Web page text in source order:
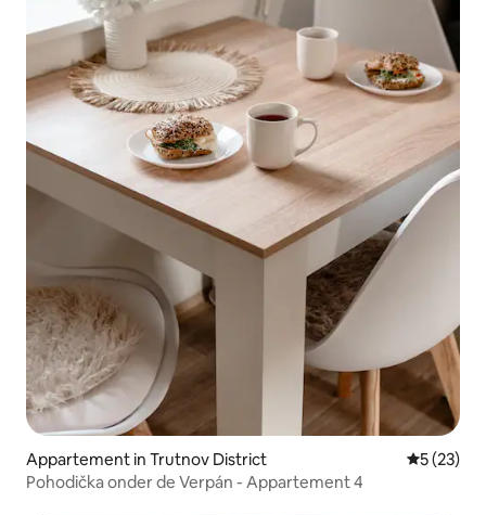
Appartement in Trutnov District
5 (23)
Pohodička onder de Verpán - Appartement 4